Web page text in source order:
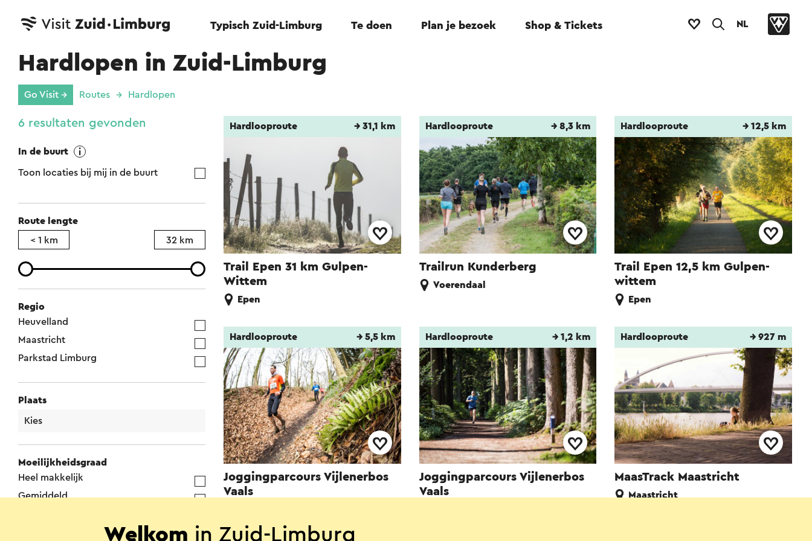
Typisch Zuid-Limburg Te doen Plan je bezoek Shop & Tickets NL
Hardlopen in Zuid-Limburg
Go Visit → Routes Hardlopen
6 resultaten gevonden
In de buurt
Toon locaties bij mij in de buurt
Route lengte
< 1 km
32 km
Regio
Heuvelland
Maastricht
Parkstad Limburg
Plaats
Moeilijkheidsgraad
Heel makkelijk
Gemiddeld
Trail Epen 31 km Gulpen-
Wittem
Hardlooproute → 31,1 km
Epen
Trailrun Kunderberg
Hardlooproute → 8,3 km
Voerendaal
Trail Epen 12,5 km Gulpen-
wittem
Hardlooproute → 12,5 km
Epen
Joggingparcours Vijlenerbos
Vaals
Hardlooproute → 5,5 km
Joggingparcours Vijlenerbos
Vaals
Hardlooproute → 1,2 km
MaasTrack Maastricht
Hardlooproute → 927 m
Maastricht
Welkom in Zuid-Limburg